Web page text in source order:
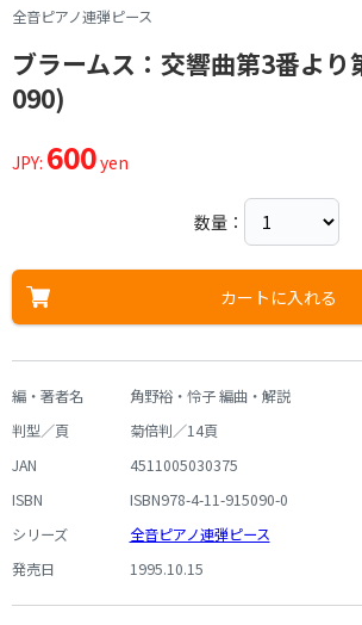
全音ピアノ連弾ピース
ブラームス：交響曲第3番より
090)
JPY: 600yen
数量：
カートに入れる
編・著者名
角野裕・怜子 編曲・解説
判型／頁
菊倍判／14頁
JAN
4511005030375
ISBN
ISBN978-4-11-915090-0
シリーズ
全音ピアノ連弾ピース
発売日
1995.10.15